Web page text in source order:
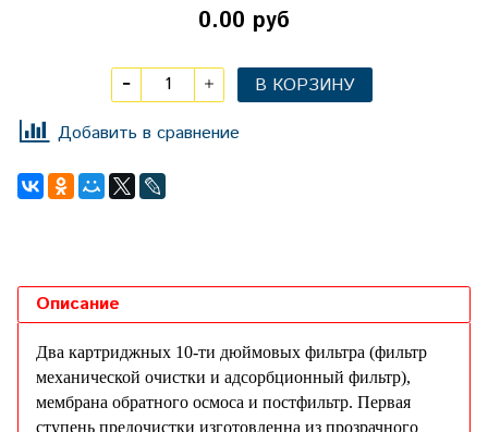
0.00 руб
В КОРЗИНУ
Добавить в сравнение
Описание
Два картриджных 10-ти дюймовых фильтра (фильтр
механической очистки и адсорбционный фильтр),
мембрана обратного осмоса и постфильтр. Первая
ступень предочистки изготовленна из прозрачного